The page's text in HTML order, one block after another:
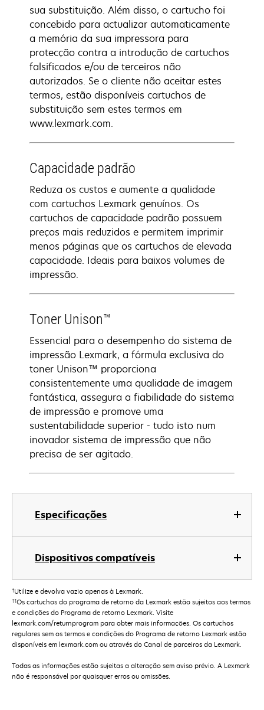
Especificações
Dispositivos compatíveis
sua substituição. Além disso, o cartucho foi
concebido para actualizar automaticamente
a memória da sua impressora para
protecção contra a introdução de cartuchos
falsificados e/ou de terceiros não
autorizados. Se o cliente não aceitar estes
termos, estão disponíveis cartuchos de
substituição sem estes termos em
www.lexmark.com.
Capacidade padrão
Reduza os custos e aumente a qualidade
com cartuchos Lexmark genuínos. Os
cartuchos de capacidade padrão possuem
preços mais reduzidos e permitem imprimir
menos páginas que os cartuchos de elevada
capacidade. Ideais para baixos volumes de
impressão.
Toner Unison™
Essencial para o desempenho do sistema de
impressão Lexmark, a fórmula exclusiva do
toner Unison™ proporciona
consistentemente uma qualidade de imagem
fantástica, assegura a fiabilidade do sistema
de impressão e promove uma
sustentabilidade superior - tudo isto num
inovador sistema de impressão que não
precisa de ser agitado.
†Utilize e devolva vazio apenas à Lexmark.
††Os cartuchos do programa de retorno da Lexmark estão sujeitos aos termos
e condições do Programa de retorno Lexmark. Visite
lexmark.com/returnprogram para obter mais informações. Os cartuchos
regulares sem os termos e condições do Programa de retorno Lexmark estão
disponíveis em lexmark.com ou através do Canal de parceiros da Lexmark.
Todas as informações estão sujeitas a alteração sem aviso prévio. A Lexmark
não é responsável por quaisquer erros ou omissões.